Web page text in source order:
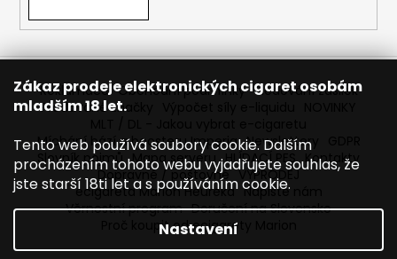
Zákaz prodeje elektronických cigaret osobám
mladším 18 let.
Tento web používá soubory cookie. Dalším
procházením tohoto webu vyjadřujete souhlas, že
jste starší 18ti let a s používáním cookie.
Nastavení
Reklamace Obchodní podmínky Sledování zásilek
Prodávané značky
Míchání bází a boosteru Imperia Newslettery
Slovník pojmů Mapa serveru HLÍDACÍ PES Kontakty
Dopravné / poštovné VÝPRODEJ
ecigareta Marion Heureka Napište nám
Věrnostní program Doručení na Slovensko
Proč koupit od ecigarety Marion